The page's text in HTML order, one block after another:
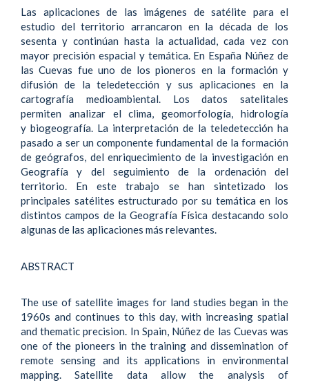
Las aplicaciones de las imágenes de satélite para el
estudio del territorio arrancaron en la década de los
sesenta y continúan hasta la actualidad, cada vez con
mayor precisión espacial y temática. En España Núñez de
las Cuevas fue uno de los pioneros en la formación y
difusión de la teledetección y sus aplicaciones en la
cartografía medioambiental. Los datos satelitales
permiten analizar el clima, geomorfología, hidrología
y biogeografía. La interpretación de la teledetección ha
pasado a ser un componente fundamental de la formación
de geógrafos, del enriquecimiento de la investigación en
Geografía y del seguimiento de la ordenación del
territorio. En este trabajo se han sintetizado los
principales satélites estructurado por su temática en los
distintos campos de la Geografía Física destacando solo
algunas de las aplicaciones más relevantes.
ABSTRACT
The use of satellite images for land studies began in the
1960s and continues to this day, with increasing spatial
and thematic precision. In Spain, Núñez de las Cuevas was
one of the pioneers in the training and dissemination of
remote sensing and its applications in environmental
mapping. Satellite data allow the analysis of